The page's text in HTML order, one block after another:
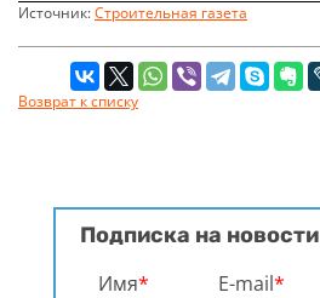
Источник:Строительная газета
Возврат к списку
Подписка на новости
Имя* E-mail*